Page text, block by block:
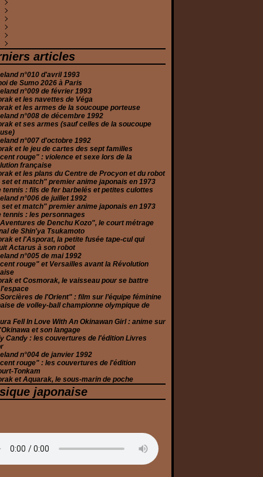
(2)
(2)
(2)
(2)
(1)
(4)
(1)
(3)
(5)
(6)
(1)
(2)
(5)
(2)
(2)
(1)
(3)
(4)
(1)
(2)
(2)
(2)
(4)
(2)
(1)
(3)
(1)
(2)
(2)
(2)
(2)
(2)
(3)
(2)
(2)
(2)
(2)
(2)
(2)
(3)
(2)
(2)
(2)
(3)
(3)
(4)
(6)
(4)
(11)
articles
n°010 d'avril 1993
de Sumo 2026 à Paris
n°009 de février 1993
et les navettes de Véga
et les armes de la soucoupe porteuse
n°008 de décembre 1992
et ses armes (sauf celles de la soucoupe
n°007 d'octobre 1992
et le jeu de cartes des sept familles
rouge" : violence et sexe lors de la
française
et les plans du Centre de Procyon et du robot
set et match" premier anime japonais en 1973
tennis : fils de fer barbelés et petites culottes
n°006 de juillet 1992
set et match" premier anime japonais en 1973
tennis : les personnages
de Denchu Kozo", le court métrage
de Shin'ya Tsukamoto
et l'Asporat, la petite fusée tape-cul qui
Actarus à son robot
n°005 de mai 1992
rouge" et Versailles avant la Révolution
et Cosmorak, le vaisseau pour se battre
de l'Orient" : film sur l’équipe féminine
de volley-ball championne olympique de
Fell In Love With An Okinawan Girl : anime sur
et son langage
Candy : les couvertures de l'édition Livres
n°004 de janvier 1992
rouge" : les couvertures de l'édition
Tonkam
et Aquarak, le sous-marin de poche
japonaise